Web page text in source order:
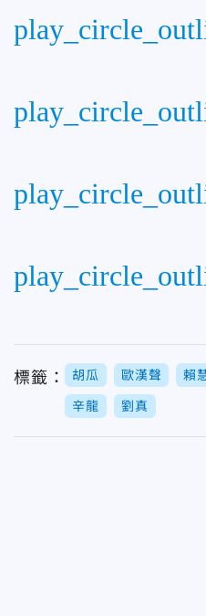
標籤： 胡瓜 歐漢聲 賴
辛龍 劉真